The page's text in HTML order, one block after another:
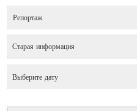
Репортаж
Старая информация